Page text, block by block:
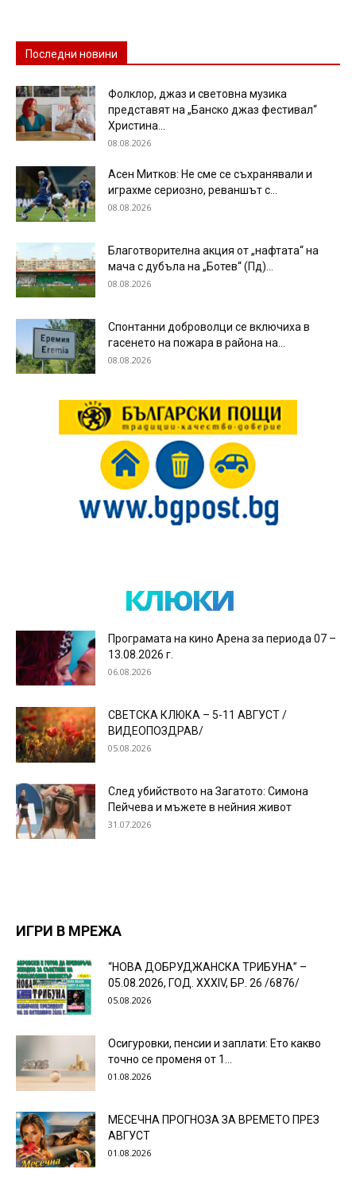
Последни новини
Фолклор, джаз и световна музика
представят на „Банско джаз фестивал“
Христина...
08.08.2026
Асен Митков: Не сме се съхранявали и
играхме сериозно, реваншът с...
08.08.2026
Благотворителна акция от „нафтата“ на
мача с дубъла на „Ботев“ (Пд)...
08.08.2026
Спонтанни доброволци се включиха в
гасенето на пожара в района на...
08.08.2026
клюки
Програмата на кино Арена за периода 07 –
13.08.2026 г.
06.08.2026
СВЕТСКА КЛЮКА – 5-11 АВГУСТ /
ВИДЕОПОЗДРАВ/
05.08.2026
След убийството на Загатото: Симона
Пейчева и мъжете в нейния живот
31.07.2026
ИГРИ В МРЕЖА
“НОВА ДОБРУДЖАНСКА ТРИБУНА” –
05.08.2026, ГОД. XXХIV, БР. 26 /6876/
05.08.2026
Осигуровки, пенсии и заплати: Ето какво
точно се променя от 1...
01.08.2026
МЕСЕЧНА ПРОГНОЗА ЗА ВРЕМЕТО ПРЕЗ
АВГУСТ
01.08.2026